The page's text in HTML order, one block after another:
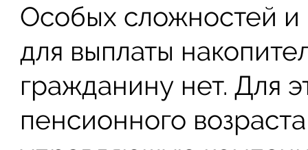
Особых сложностей и
для выплаты
гражданину нет. Для
пенсионного